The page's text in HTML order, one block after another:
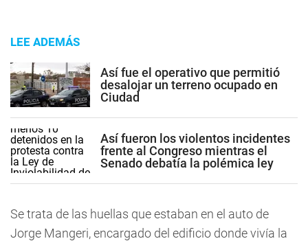
LEE ADEMÁS
Así fue el operativo que permitió
desalojar un terreno ocupado en
Ciudad
Así fueron los violentos incidentes
frente al Congreso mientras el
Senado debatía la polémica ley
Se trata de las huellas que estaban en el auto de
Jorge Mangeri, encargado del edificio donde vivía la